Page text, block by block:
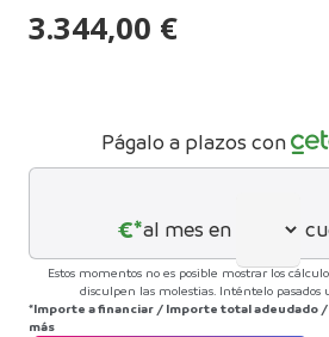
3.344,00 €
Págalo a plazos con
€*al mes en
Estos momentos no es posible mostrar los
disculpen las molestias. Inténtelo pasados
*Importe a financiar / Importe total adeudado /
más